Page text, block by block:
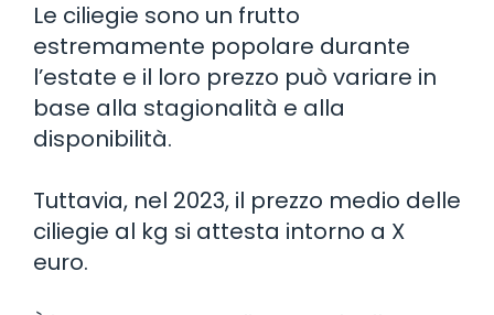
Le ciliegie sono un frutto
estremamente popolare durante
l’estate e il loro prezzo può variare in
base alla stagionalità e alla
disponibilità.
Tuttavia, nel 2023, il prezzo medio delle
ciliegie al kg si attesta intorno a X
euro.